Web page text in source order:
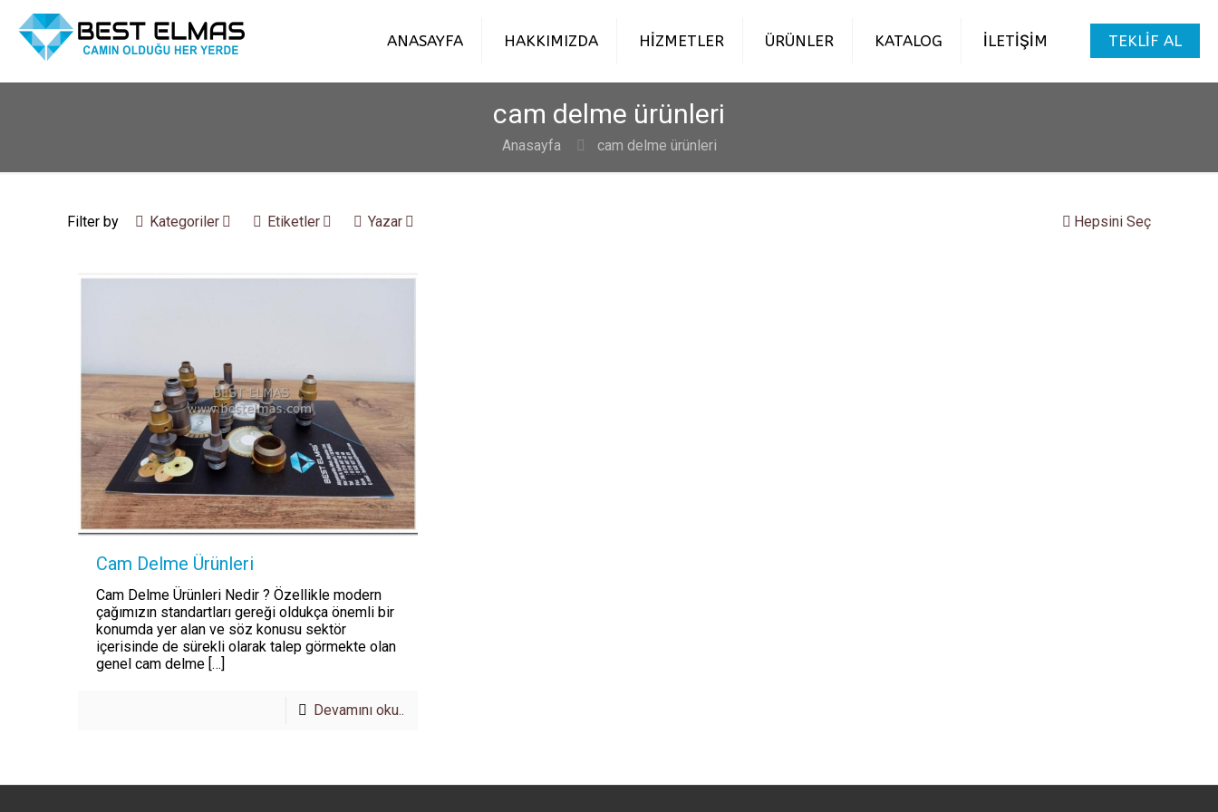
ANASAYFA HAKKIMIZDA HİZMETLER ÜRÜNLER KATALOG İLETİŞİM TEKLİF AL
cam delme ürünleri
Anasayfa cam delme ürünleri
Filter by Kategoriler Etiketler Yazar Hepsini Seç
Cam Delme Ürünleri
Cam Delme Ürünleri Nedir ? Özellikle modern
çağımızın standartları gereği oldukça önemli bir
konumda yer alan ve söz konusu sektör
içerisinde de sürekli olarak talep görmekte olan
genel cam delme[…]
Devamını oku..